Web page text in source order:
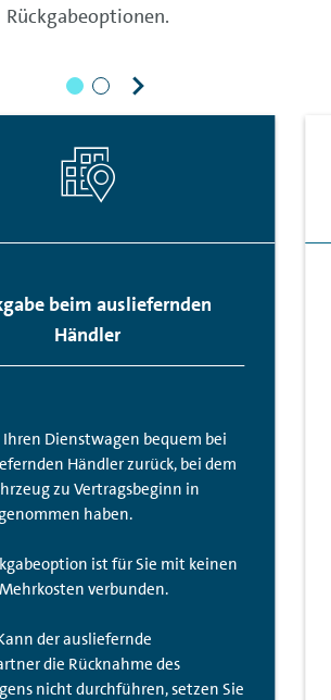
Rückgabeoptionen.
beim ausliefernden
Händler
Ihren Dienstwagen bequem bei
Händler zurück, bei dem
zu Vertragsbeginn in
haben.
ist für Sie mit keinen
verbunden.
der ausliefernde
die Rücknahme des
nicht durchführen, setzen Sie